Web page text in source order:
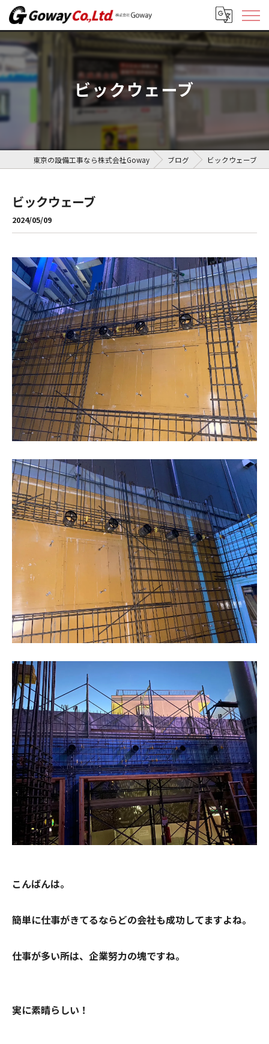
ビックウェーブ
東京の設備工事なら株式会社Goway ブログ ビックウェーブ
ビックウェーブ
2024/05/09
こんばんは。
簡単に仕事がきてるならどの会社も成功してますよね。
仕事が多い所は、企業努力の塊ですね。
実に素晴らしい！